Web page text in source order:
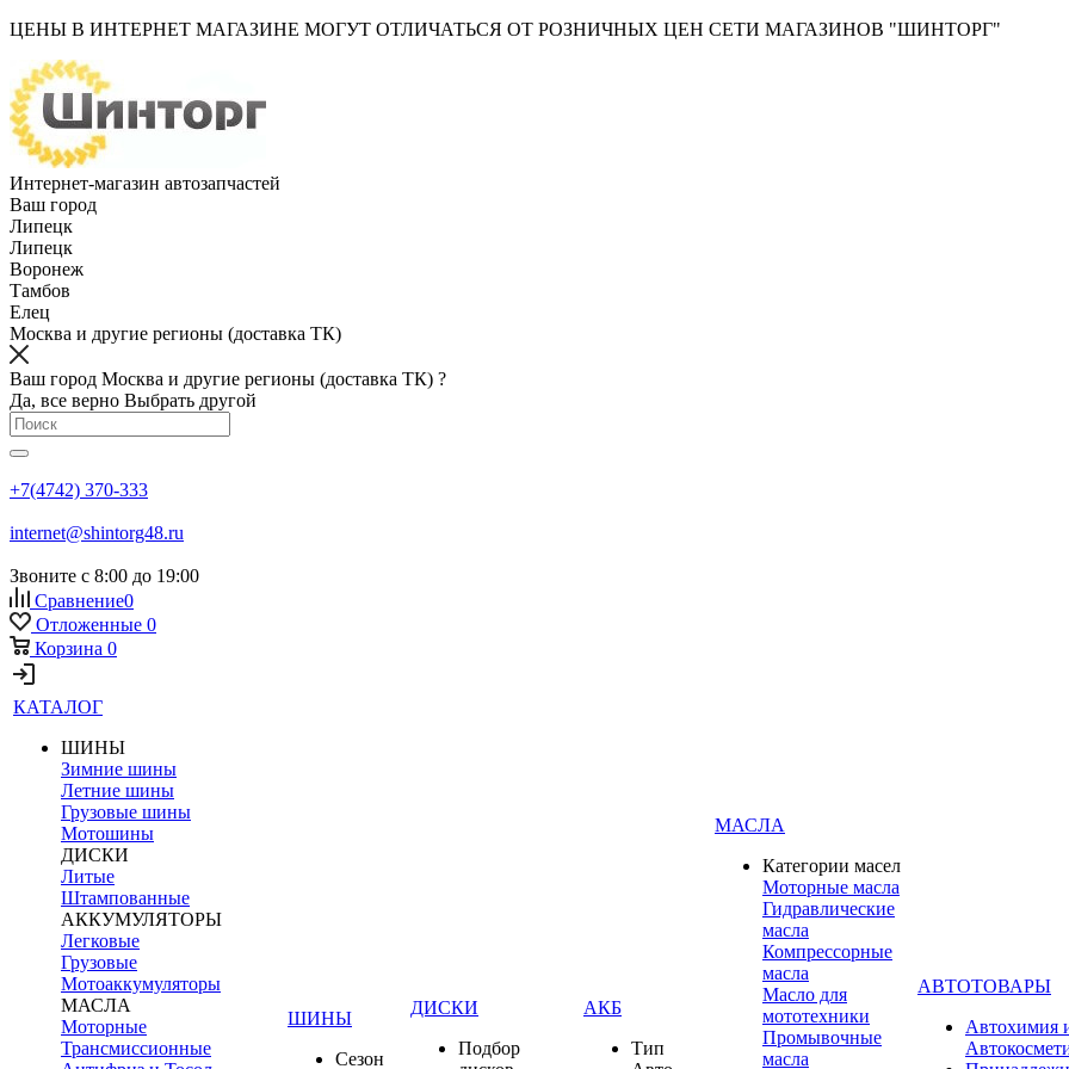
ЦЕНЫ В ИНТЕРНЕТ МАГАЗИНЕ МОГУТ ОТЛИЧАТЬСЯ ОТ РОЗНИЧНЫХ ЦЕН СЕТИ МАГАЗИНОВ "ШИНТОРГ"
Интернет-магазин автозапчастей
Ваш город
Липецк
Липецк
Воронеж
Тамбов
Елец
Москва и другие регионы (доставка ТК)
Ваш город Москва и другие регионы (доставка ТК) ?
Да, все верно Выбрать другой
+7(4742) 370-333
internet@shintorg48.ru
Звоните с 8:00 до 19:00
Сравнение0
Отложенные 0
Корзина 0
КАТАЛОГ
ШИНЫ
Зимние шины
Летние шины
Грузовые шины
Мотошины
ДИСКИ
Литые
Штампованные
АККУМУЛЯТОРЫ
Легковые
Грузовые
Мотоаккумуляторы
МАСЛА
Моторные
Трансмиссионные
ШИНЫ
Сезон
ДИСКИ
Подбор
АКБ
Тип
МАСЛА
Категории масел
Моторные масла
Гидравлические
масла
Компрессорные
масла
Масло для
мототехники
Промывочные
масла
АВТОТОВАРЫ
Автохимия